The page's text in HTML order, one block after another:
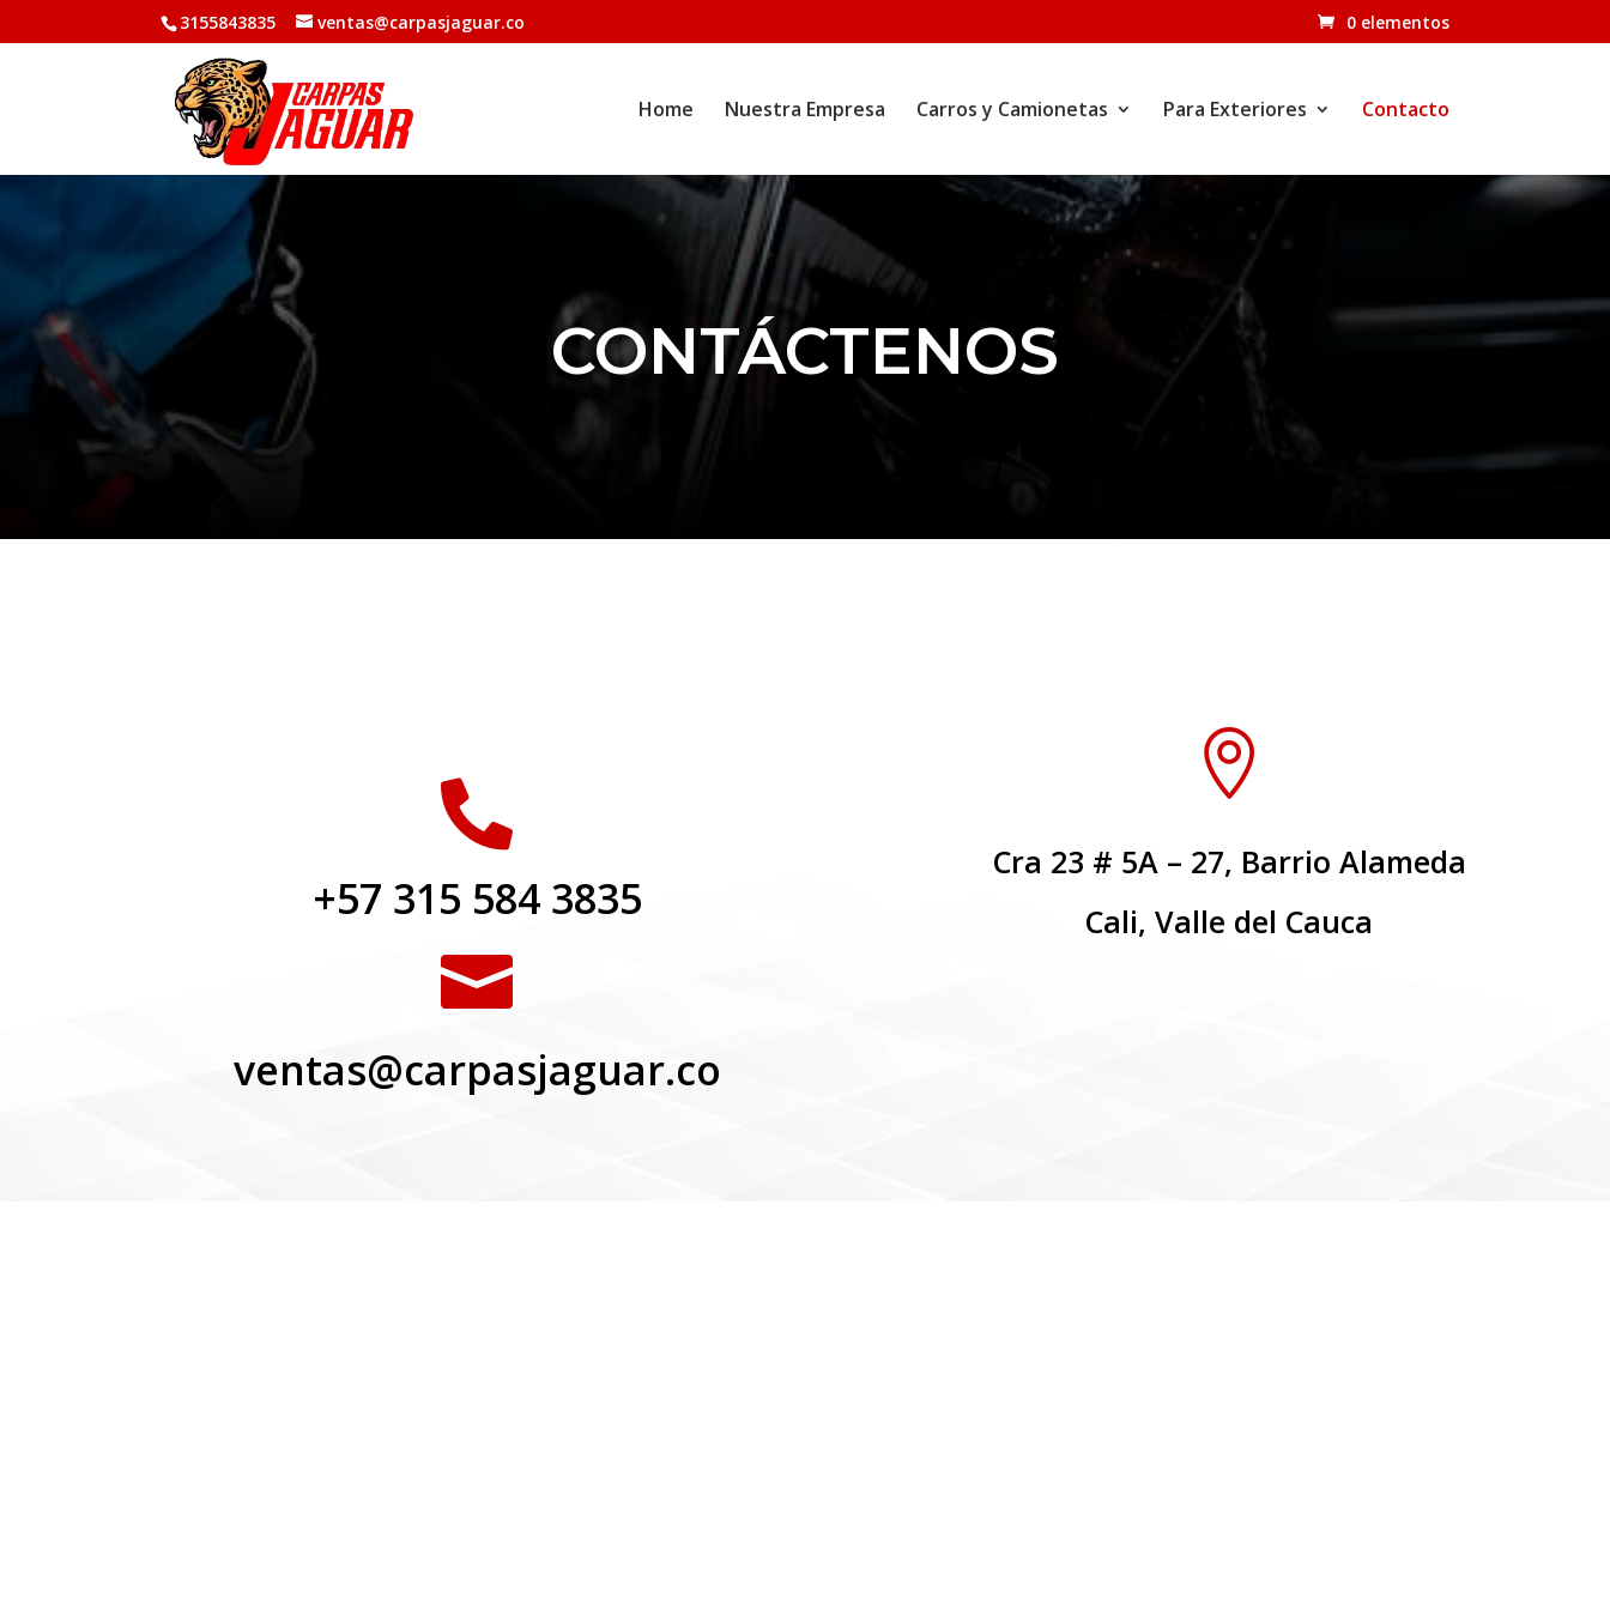
3155843835 ventas@carpasjaguar.co 0 elementos
Home Nuestra Empresa Carros y Camionetas Para Exteriores Contacto
CONTÁCTENOS

+57 315 584 3835

ventas@carpasjaguar.co

Cra 23 # 5A – 27, Barrio Alameda
Cali, Valle del Cauca